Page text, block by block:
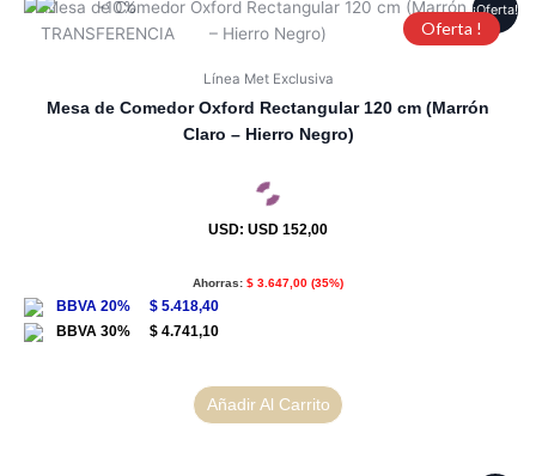
¡Oferta!
Oferta !
Línea Met Exclusiva
Mesa de Comedor Oxford Rectangular 120 cm (Marrón
Claro – Hierro Negro)
USD: USD 152,00
Ahorras: $ 3.647,00 (35%)
$ 5.418,40
$ 4.741,10
Añadir Al Carrito